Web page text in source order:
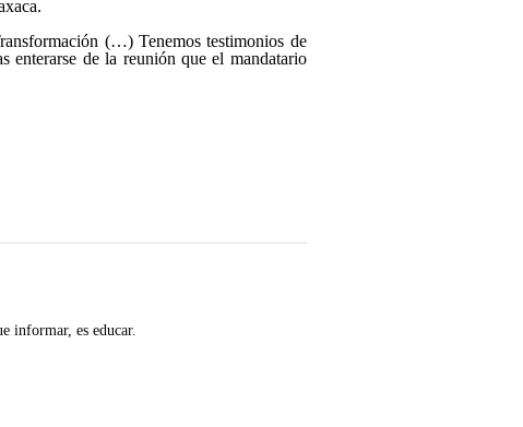
(…) Tenemos testimonios de
enterarse de la reunión que el mandatario
informar, es educar.